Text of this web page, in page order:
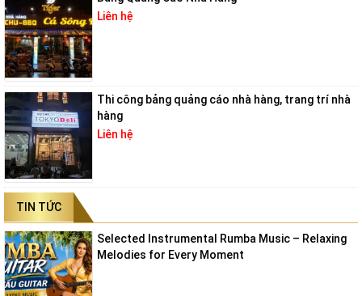
Liên hệ
Thi công bảng quảng cáo nhà hàng, trang trí nhà
hàng
Liên hệ
TIN TỨC
Selected Instrumental Rumba Music – Relaxing
Melodies for Every Moment